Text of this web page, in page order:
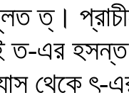
ত্।
ত-এর
থেকে ৎ-